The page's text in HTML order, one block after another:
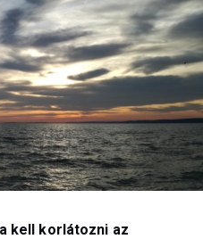
kell korlátozni az